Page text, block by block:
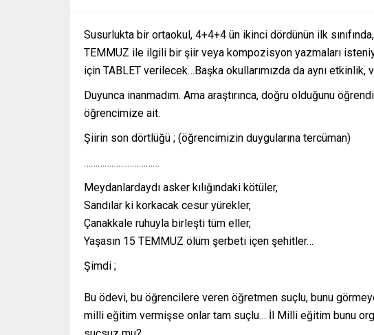
Susurlukta bir ortaokul, 4+4+4 ün ikinci dördünün ilk
TEMMUZ ile ilgili bir şiir veya kompozisyon yazmaları
için TABLET verilecek…Başka okullarımızda da aynı etkinlik,
Duyunca inanmadım. Ama araştırınca, doğru olduğunu
öğrencimize ait.
Şiirin son dörtlüğü ; (öğrencimizin duygularına tercüman)
……………………………
Meydanlardaydı asker kılığındaki kötüler,
Sandılar ki korkacak cesur yürekler,
Çanakkale ruhuyla birleşti tüm eller,
Yaşasın 15 TEMMUZ ölüm şerbeti içen şehitler…
Şimdi ;
Bu ödevi, bu öğrencilere veren öğretmen suçlu, bunu
milli eğitim vermişse onlar tam suçlu… İl Milli eğitim bunu